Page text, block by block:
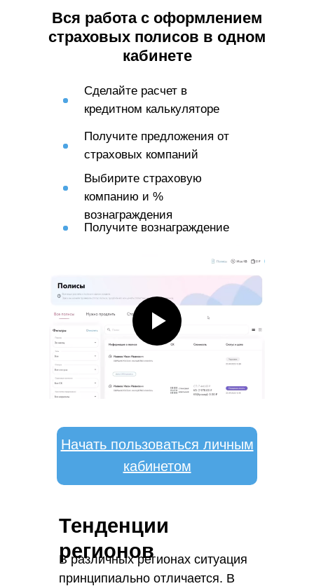
среднем превышал 70 тысяч
рублей.
Вся работа с оформлением
страховых полисов в одном
кабинете
Сделайте расчет в
кредитном калькуляторе
Получите предложения от
страховых компаний
Выбирите страховую
компанию и %
вознаграждения
Получите вознаграждение
Начать пользоваться личным
кабинетом
Тенденции
регионов
В различных регионах ситуация
принципиально отличается. В